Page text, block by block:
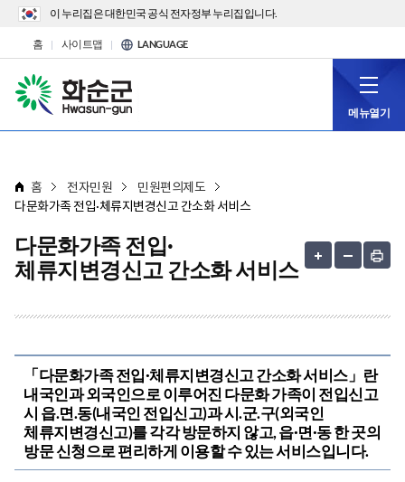
이 누리집은 대한민국 공식 전자정부 누리집입니다.
홈 사이트맵 LANGUAGE
메뉴열기
홈 전자민원
민원편의제도
다문화가족 전입·체류지변경신고 간소화 서비스
다문화가족 전입·
체류지변경신고 간소화 서비스
「다문화가족 전입·체류지변경신고 간소화 서비스」란
내국인과 외국인으로 이루어진 다문화 가족이 전입신고
시 읍.면.동(내국인 전입신고)과 시.군.구(외국인
체류지변경신고)를 각각 방문하지 않고, 읍·면·동 한 곳의
방문 신청으로 편리하게 이용할 수 있는 서비스입니다.